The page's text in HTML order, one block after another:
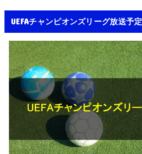
UEFAチャンピオンズリーグ放送予定